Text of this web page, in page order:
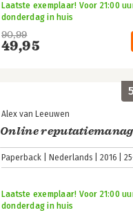
90,99
49,95
Laatste exemplaar! Voor 21:00
donderdag in huis
Alex van Leeuwen
Online
Paperback Nederlands 2016
Laatste exemplaar! Voor 21:00
donderdag in huis